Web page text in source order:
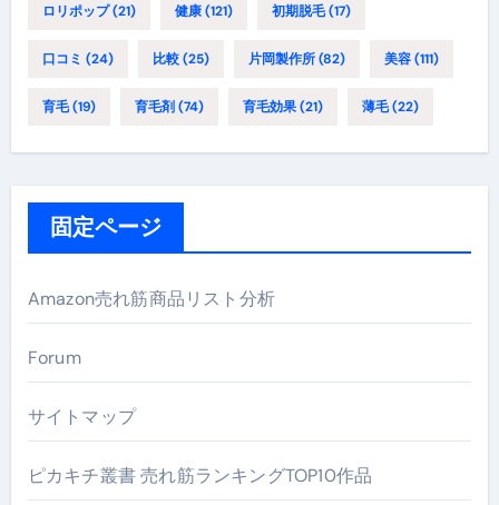
ロリポップ(21) 健康(121) 初期脱毛(17)
口コミ (24) 比較(25) 片岡製作所(82) 美容(111)
育毛(19) 育毛剤(74) 育毛効果(21) 薄毛(22)
固定ページ
Amazon売れ筋商品リスト分析
Forum
サイトマップ
ピカキチ叢書 売れ筋ランキングTOP10作品